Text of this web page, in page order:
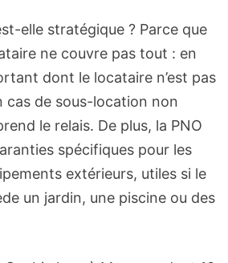
elle stratégique ? Parce que
ne couvre pas tout : en
dont le locataire n’est pas
cas de sous-location non
le relais. De plus, la PNO
spécifiques pour les
extérieurs, utiles si le
un jardin, une piscine ou des